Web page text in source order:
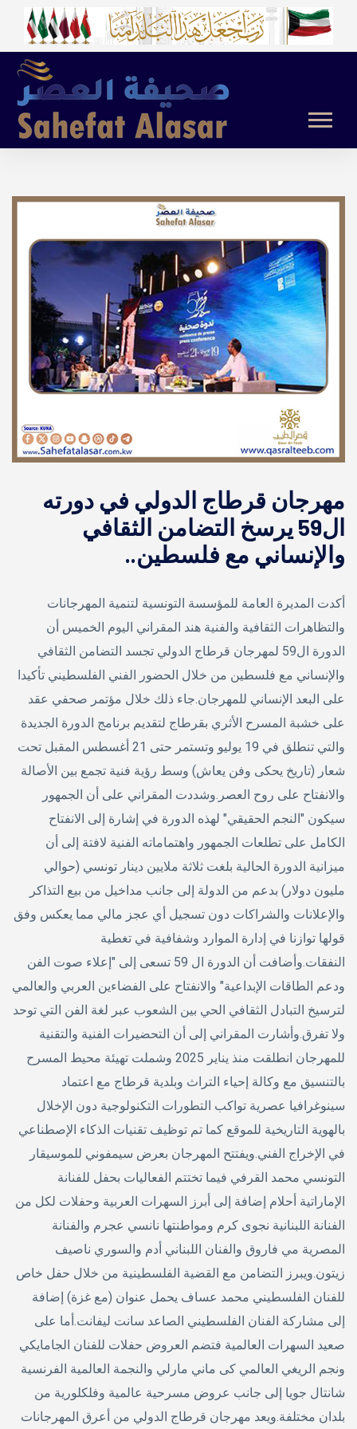
مهرجان قرطاج الدولي في دورته
ال59 يرسخ التضامن الثقافي
والإنساني مع فلسطين..
أكدت المديرة العامة للمؤسسة التونسية لتنمية المهرجانات
والتظاهرات الثقافية والفنية هند المقراني اليوم الخميس أن
الدورة ال59 لمهرجان قرطاج الدولي تجسد التضامن الثقافي
والإنساني مع فلسطين من خلال الحضور الفني الفلسطيني تأكيدا
على البعد الإنساني للمهرجان.جاء ذلك خلال مؤتمر صحفي عقد
على خشبة المسرح الأثري بقرطاج لتقديم برنامج الدورة الجديدة
والتي تنطلق في 19 يوليو وتستمر حتى 21 أغسطس المقبل تحت
شعار (تاريخ يحكى وفن يعاش) وسط رؤية فنية تجمع بين الأصالة
والانفتاح على روح العصر.وشددت المقراني على أن الجمهور
سيكون "النجم الحقيقي" لهذه الدورة في إشارة إلى الانفتاح
الكامل على تطلعات الجمهور واهتماماته الفنية لافتة إلى أن
ميزانية الدورة الحالية بلغت ثلاثة ملايين دينار تونسي (حوالي
مليون دولار) بدعم من الدولة إلى جانب مداخيل من بيع التذاكر
والإعلانات والشراكات دون تسجيل أي عجز مالي مما يعكس وفق
قولها توازنا في إدارة الموارد وشفافية في تغطية
النفقات.وأضافت أن الدورة ال 59 تسعى إلى "إعلاء صوت الفن
ودعم الطاقات الإبداعية" والانفتاح على الفضاءين العربي والعالمي
لترسيخ التبادل الثقافي الحي بين الشعوب عبر لغة الفن التي توحد
ولا تفرق.وأشارت المقراني إلى أن التحضيرات الفنية والتقنية
للمهرجان انطلقت منذ يناير 2025 وشملت تهيئة محيط المسرح
بالتنسيق مع وكالة إحياء التراث وبلدية قرطاج مع اعتماد
سينوغرافيا عصرية تواكب التطورات التكنولوجية دون الإخلال
بالهوية التاريخية للموقع كما تم توظيف تقنيات الذكاء الإصطناعي
في الإخراج الفني.ويفتتح المهرجان بعرض سيمفوني للموسيقار
التونسي محمد القرفي فيما تختتم الفعاليات بحفل للفنانة
الإماراتية أحلام إضافة إلى أبرز السهرات العربية وحفلات لكل من
الفنانة اللبنانية نجوى كرم ومواطنتها نانسي عجرم والفنانة
المصرية مي فاروق والفنان اللبناني أدم والسوري ناصيف
زيتون.ويبرز التضامن مع القضية الفلسطينية من خلال حفل خاص
للفنان الفلسطيني محمد عساف يحمل عنوان (مع غزة) إضافة
إلى مشاركة الفنان الفلسطيني الصاعد سانت ليفانت.أما على
صعيد السهرات العالمية فتضم العروض حفلات للفنان الجامايكي
ونجم الريغي العالمي كى ماني مارلي والنجمة العالمية الفرنسية
شانتال جويا إلى جانب عروض مسرحية عالمية وفلكلورية من
بلدان مختلفة.ويعد مهرجان قرطاج الدولي من أعرق المهرجانات